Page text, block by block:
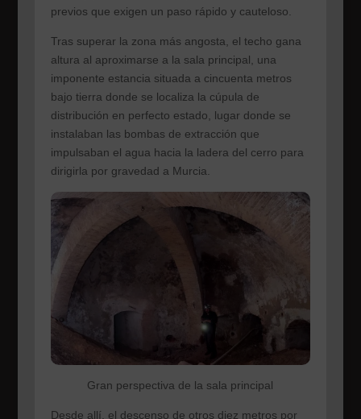
previos que exigen un paso rápido y cauteloso.
Tras superar la zona más angosta, el techo gana
altura al aproximarse a la sala principal, una
imponente estancia situada a cincuenta metros
bajo tierra donde se localiza la cúpula de
distribución en perfecto estado, lugar donde se
instalaban las bombas de extracción que
impulsaban el agua hacia la ladera del cerro para
dirigirla por gravedad a Murcia.
Gran perspectiva de la sala principal
Desde allí, el descenso de otros diez metros por